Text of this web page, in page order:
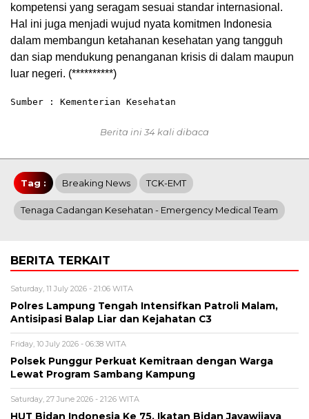
kompetensi yang seragam sesuai standar internasional.
Hal ini juga menjadi wujud nyata komitmen Indonesia
dalam membangun ketahanan kesehatan yang tangguh
dan siap mendukung penanganan krisis di dalam maupun
luar negeri. (**********)
Sumber : Kementerian Kesehatan
Berita ini 34 kali dibaca
Tag : Breaking News TCK-EMT
Tenaga Cadangan Kesehatan - Emergency Medical Team
BERITA TERKAIT
Saturday, 11 July 2026 - 21:06 WITA
Polres Lampung Tengah Intensifkan Patroli Malam,
Antisipasi Balap Liar dan Kejahatan C3
Friday, 10 July 2026 - 06:38 WITA
Polsek Punggur Perkuat Kemitraan dengan Warga
Lewat Program Sambang Kampung
Saturday, 27 June 2026 - 21:26 WITA
HUT Bidan Indonesia Ke 75, Ikatan Bidan Jayawijaya